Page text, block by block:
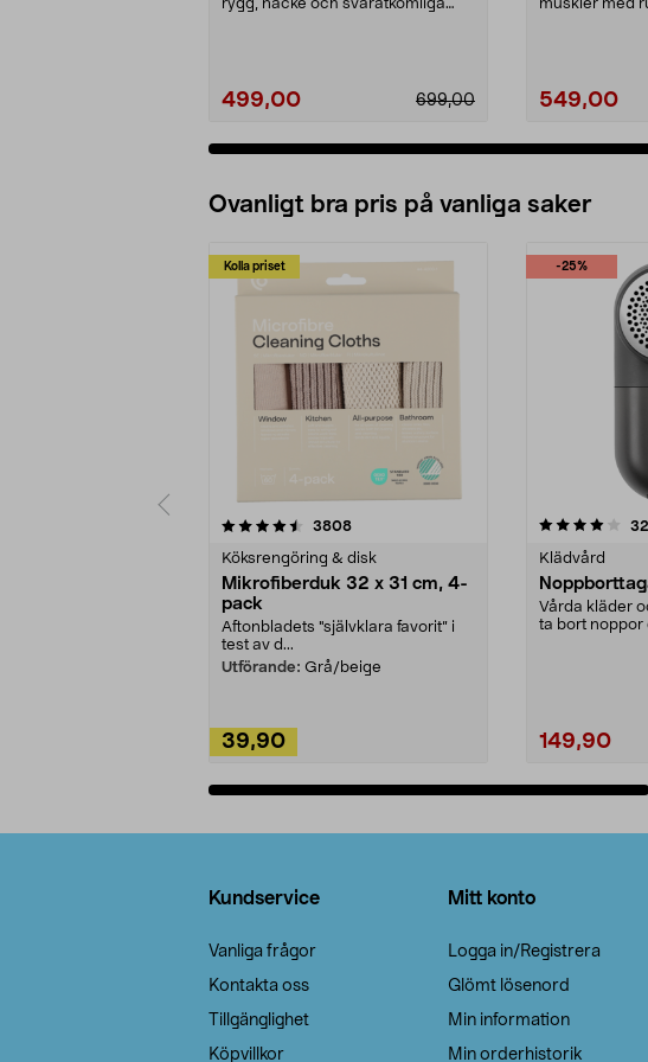
rygg, nacke och svåråtkomliga
499,00 699,00
muskler med
549,00
Ovanligt bra pris på vanliga saker
Kolla priset
3808recensioner
Köksrengöring & disk
Mikrofiberduk 32 x 31 cm, 4-
pack
Aftonbladets "självklara favorit” i
test av d...
Utförande: Grå/beige
39,90
-25%
4.0av 5 stjärnor
Klädvård
Vårda kläder
ta bort noppor
149,90
Kundservice
Vanliga frågor
Kontakta oss
Tillgänglighet
Köpvillkor
Mitt konto
Logga in/Registrera
Glömt lösenord
Min information
Min orderhistorik